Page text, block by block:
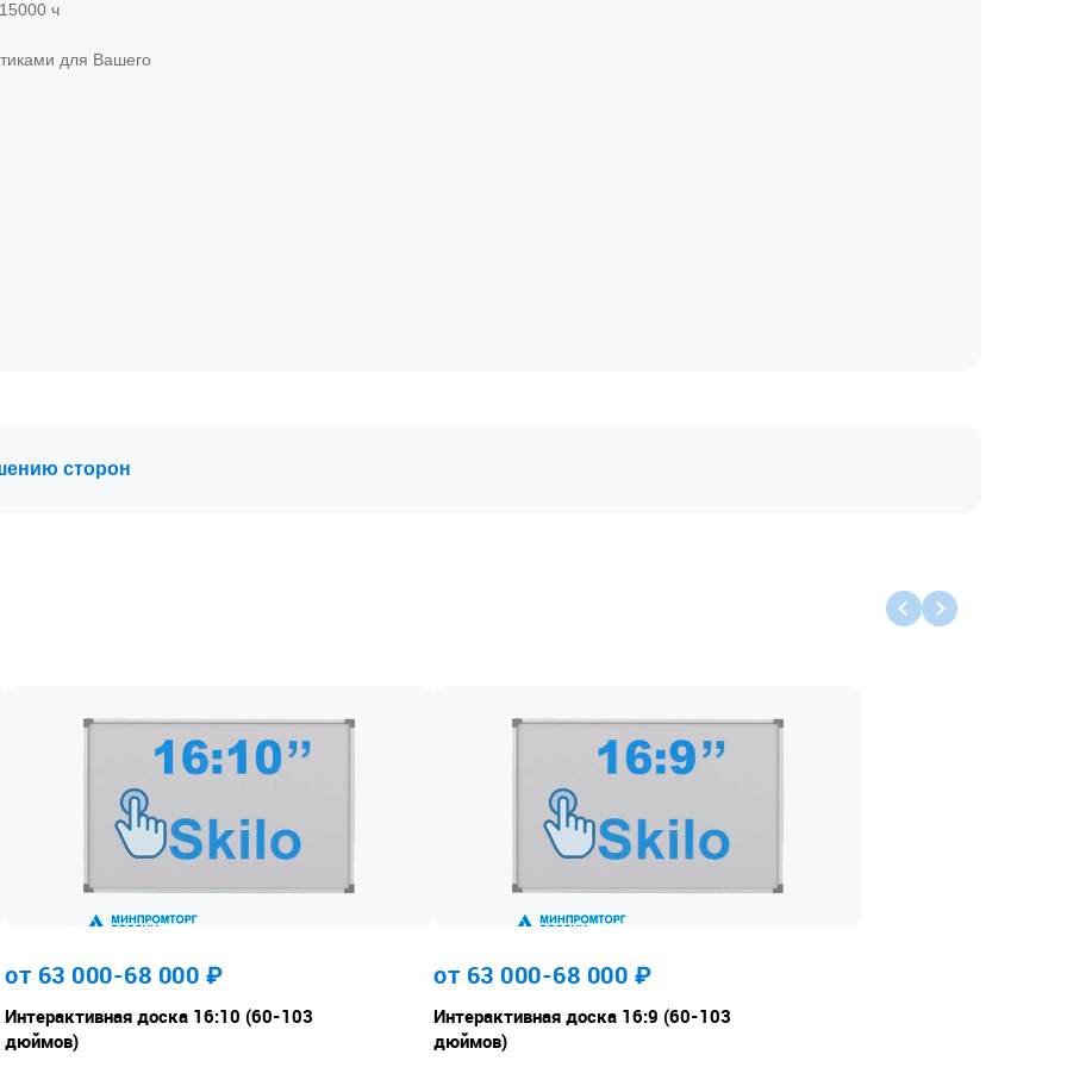
15000 ч
для Вашего
и национальных
касаний.
полотна,
от момента
сторон
от 63 000-68 000 ₽
Интерактивная доска 16:10 (60-103
дюймов)
от 63 000-68 000 ₽
Интерактивная доска 16:9 (60-103
дюймов)